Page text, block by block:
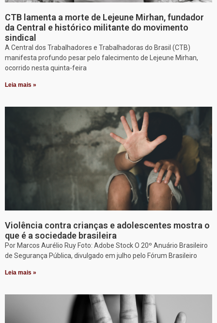
CTB lamenta a morte de Lejeune Mirhan, fundador
da Central e histórico militante do movimento
sindical
A Central dos Trabalhadores e Trabalhadoras do Brasil (CTB)
manifesta profundo pesar pelo falecimento de Lejeune Mirhan,
ocorrido nesta quinta-feira
Leia mais »
Violência contra crianças e adolescentes mostra o
que é a sociedade brasileira
Por Marcos Aurélio Ruy Foto: Adobe Stock O 20º Anuário Brasileiro
de Segurança Pública, divulgado em julho pelo Fórum Brasileiro
Leia mais »